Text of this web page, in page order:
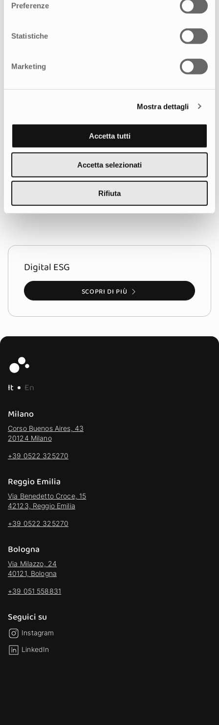
Preferenze
Statistiche
Marketing
Mostra dettagli
Accetta tutti
Accetta selezionati
Rifiuta
Scopri come oltre 100 aziende italiane affrontano
insight utili per il tuo vantaggio competitivo.
Come possiamo aiutarti?
Raccontaci le tue esigenze, siamo al tuo fianco
per aiutarti a raggiungere i tuoi obiettivi.
CONTATTACI
Digital ESG
SCOPRI DI PIÙ
It
En
Milano
Corso Buenos Aires, 43
20124 Milano
+39 0522 325270
Reggio Emilia
Via Benedetto Croce, 15
42123, Reggio Emilia
+39 0522 325270
Bologna
Via Milazzo, 24
40121, Bologna
+39 051 558831
Seguici su
Instagram
LinkedIn